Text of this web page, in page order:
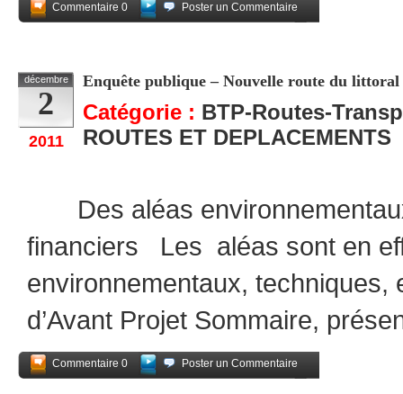
Commentaire 0
Poster un Commentaire
décembre
2
2011
Enquête publique – Nouvelle route du littoral
Catégorie : BTP-Routes-
ROUTES ET DEPLACEMENTS
Des aléas
financiers Les aléas sont en
environnementaux,
d’Avant Projet Sommaire,
Commentaire 0
Poster un Commentaire